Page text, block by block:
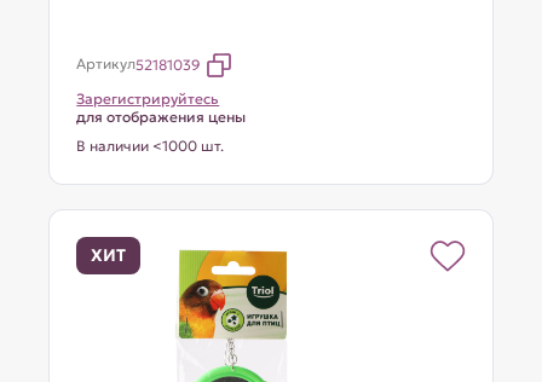
Артикул52181039
Зарегистрируйтесь
для отображения цены
В наличии <1000 шт.
ХИТ